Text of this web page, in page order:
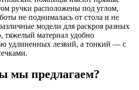
ручки расположены под углом,
не поднималась от стола и не
модели для раскроя разных
тяжелый материал удобно
удлиненных лезвий, а тонкий — с
мы предлагаем?